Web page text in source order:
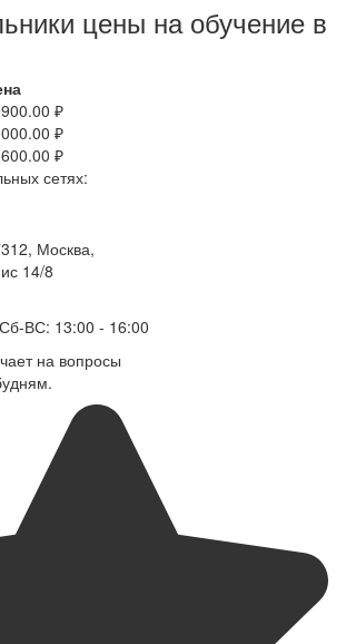
цены на обучение в
₽
₽
₽
сетях:
Москва,
14/8
ВС: 13:00 - 16:00
на вопросы